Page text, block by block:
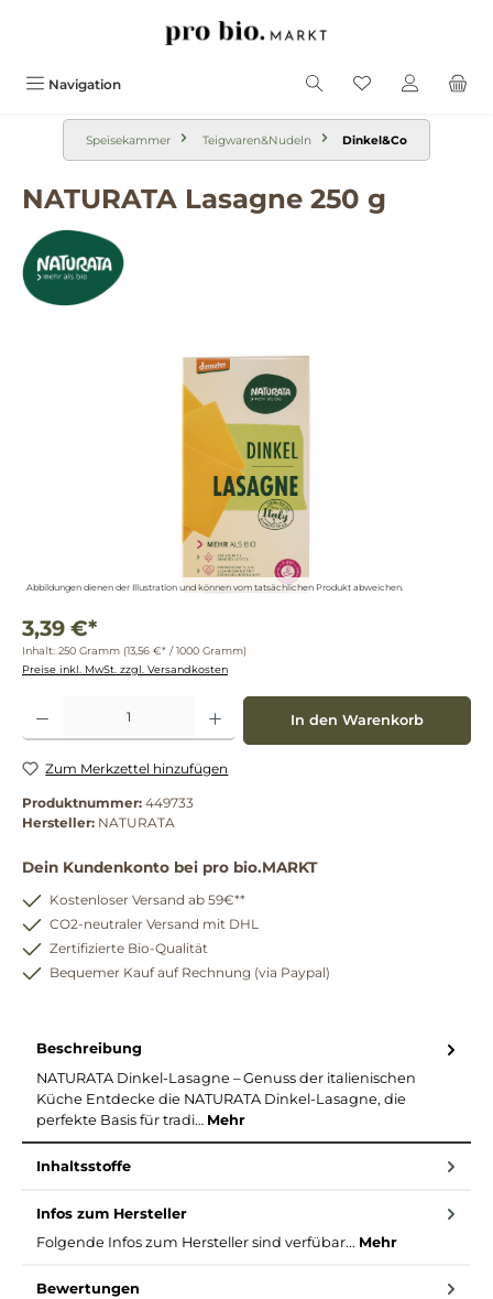
Navigation
Speisekammer Teigwaren&Nudeln Dinkel&Co
NATURATA Lasagne 250 g
Bildergalerie überspringen
Abbildungen dienen der Illustration und können vom tatsächlichen Produkt abweichen.
3,39 €*
Inhalt: 250 Gramm (13,56 €* / 1000 Gramm)
Preise inkl. MwSt. zzgl. Versandkosten
Produkt Anzahl: Gib den gewünschten Wert ein oder benutze die Schaltflächen um
In den Warenkorb
Zum Merkzettel hinzufügen
Produktnummer: 449733
Hersteller: NATURATA
Dein Kundenkonto bei pro bio.MARKT
Kostenloser Versand ab 59€**
CO2-neutraler Versand mit DHL
Zertifizierte Bio-Qualität
Bequemer Kauf auf Rechnung (via Paypal)
Beschreibung
NATURATA Dinkel-Lasagne – Genuss der italienischen
Küche Entdecke die NATURATA Dinkel-Lasagne, die
perfekte Basis für tradi… Mehr
Inhaltsstoffe
Infos zum Hersteller
Folgende Infos zum Hersteller sind verfübar... Mehr
Bewertungen